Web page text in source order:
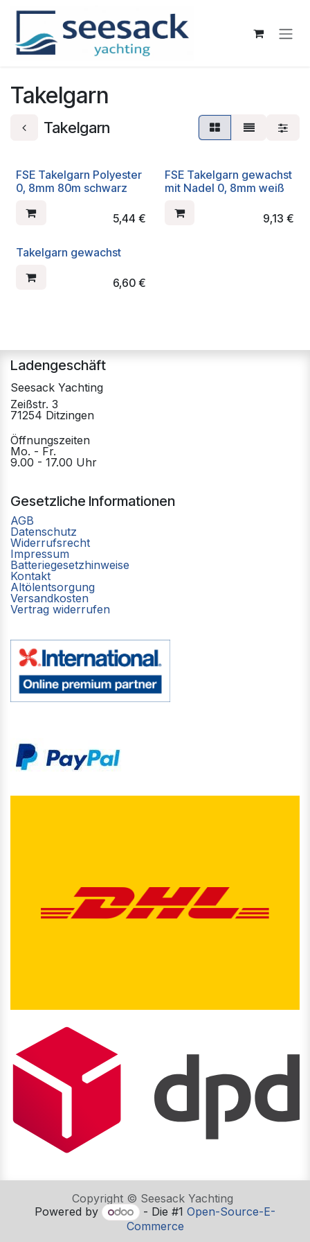
Zum Inhalt springen
Takelgarn
Takelgarn
FSE Takelgarn Polyester
0, 8mm 80m schwarz
5,44 €
FSE Takelgarn gewachst
mit Nadel 0, 8mm weiß
9,13 €
Takelgarn gewachst
6,60€
Ladengeschäft
Seesack Yachting
Zeißstr. 3
71254 Ditzingen
Öffnungszeiten
Mo. - Fr.
9.00 - 17.00 Uhr
Gesetzliche Informationen
AGB
Datenschutz
Widerrufsrecht
Impressum
Batteriegesetzhinweise
Kontakt
Altölentsorgung
Versandkosten
Vertrag widerrufen
Copyright © Seesack Yachting
Powered by
- Die #1 Open-Source-E-
Commerce